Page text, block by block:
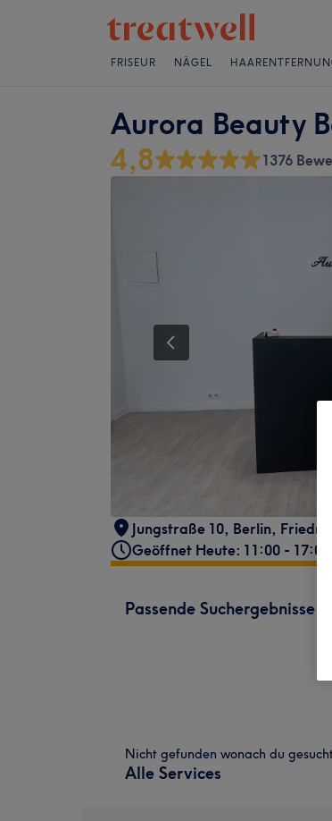
FRISEUR NÄGEL
Aurora Beauty
4,8 1376
Jungstraße 10, Berlin,
Geöffnet Heute: 11:00 - 17:00
Passende Suchergebnisse
Nicht gefunden wonach du
Alle Services